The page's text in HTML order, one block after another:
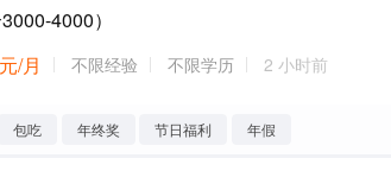
4000）
/月
不限经验 不限学历 2 小时前
包吃 年终奖 节日福利 年假